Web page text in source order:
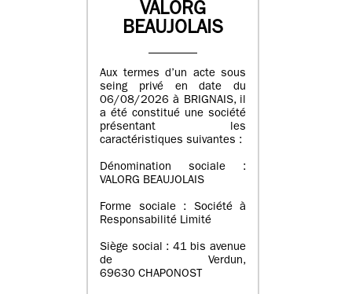
VALORG
BEAUJOLAIS
Aux termes d’un acte sous
seing privé en date du
06/08/2026 à BRIGNAIS, il
a été constitué une société
présentant les
caractéristiques suivantes :
Dénomination sociale :
VALORG BEAUJOLAIS
Forme sociale : Société à
Responsabilité Limité
Siège social : 41 bis avenue
de Verdun,
69630 CHAPONOST